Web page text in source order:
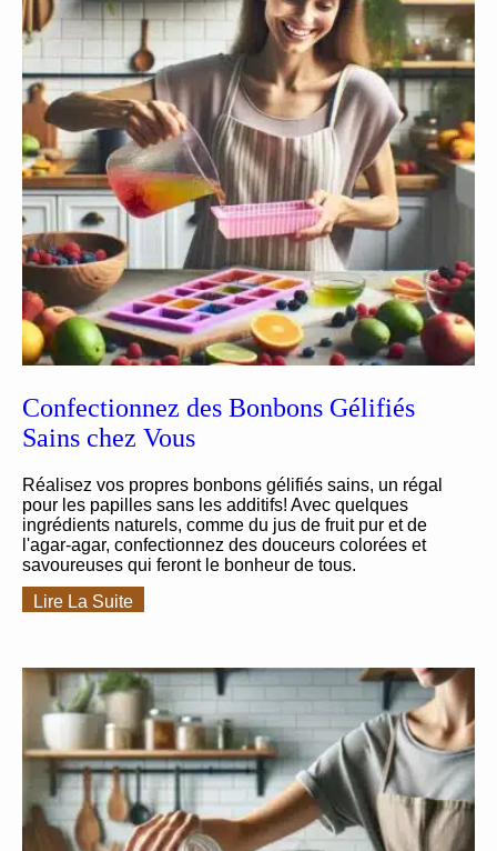
Confectionnez des Bonbons Gélifiés
Sains chez Vous
Réalisez vos propres bonbons gélifiés sains, un régal
pour les papilles sans les additifs! Avec quelques
ingrédients naturels, comme du jus de fruit pur et de
l'agar-agar, confectionnez des douceurs colorées et
savoureuses qui feront le bonheur de tous.
Lire La Suite